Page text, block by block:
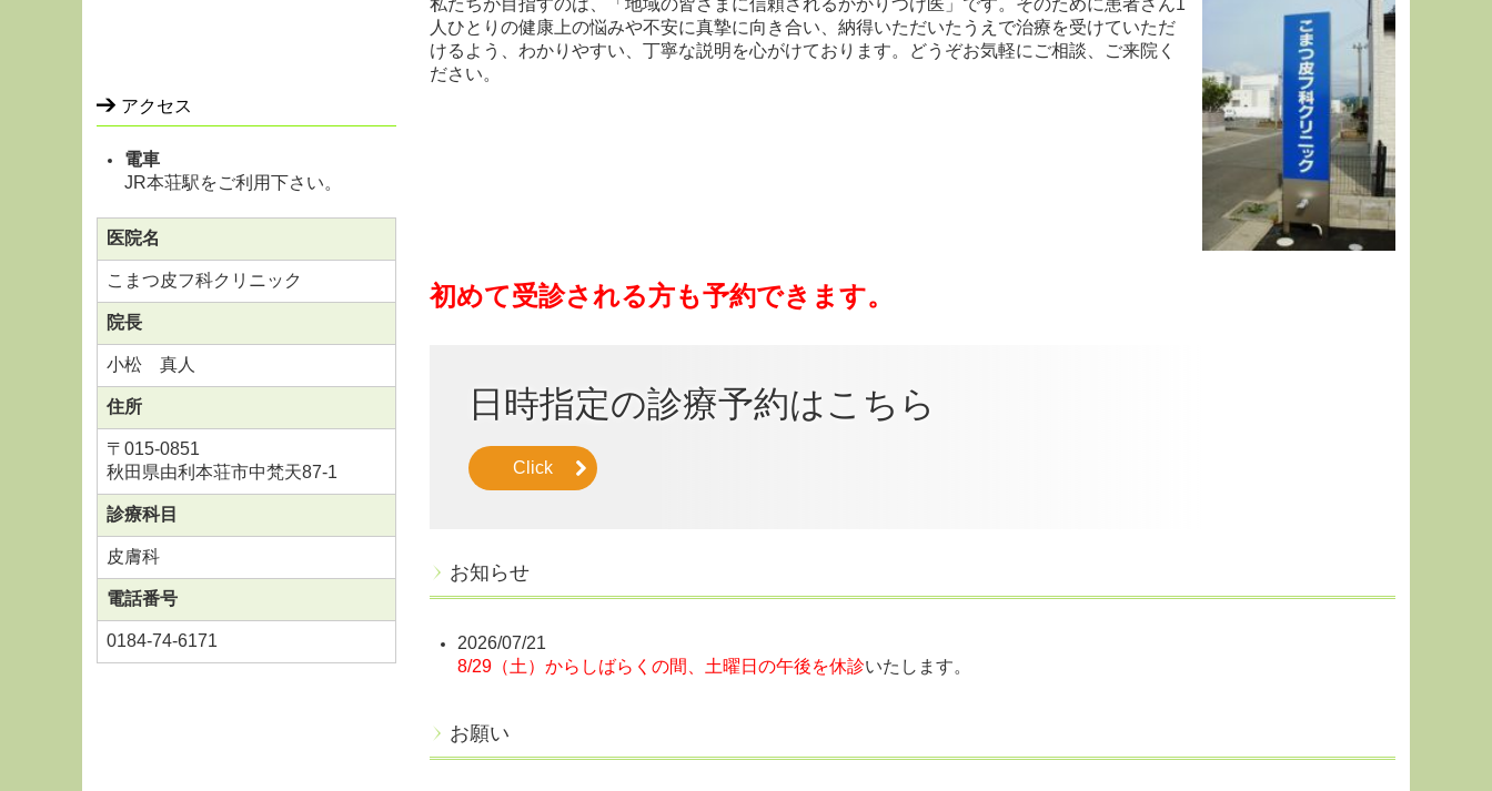
アクセス
電車
JR本荘駅をご利用下さい。
医院名
こまつ皮フ科クリニック
院長
小松 真人
住所
〒015-0851
秋田県由利本荘市中梵天87-1
診療科目
皮膚科
電話番号
0184-74-6171
私たちが目指すのは、「地域の皆さまに信頼されるかかりつけ医」です。そのために患者さん1
人ひとりの健康上の悩みや不安に真摯に向き合い、納得いただいたうえで治療を受けていただ
けるよう、わかりやすい、丁寧な説明を心がけております。どうぞお気軽にご相談、ご来院く
ださい。
初めて受診される方も予約できます。
日時指定の診療予約はこちら
Click
お知らせ
2026/07/21
8/29（土）からしばらくの間、土曜日の午後を休診いたします。
お願い